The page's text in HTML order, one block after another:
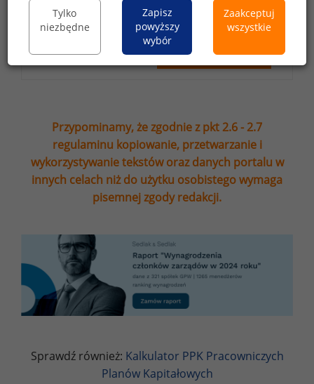
że zapoznałem się z treścią
informacji na
temat przetwarzania.
Zapisz
Przypominamy, że zgodnie z pkt 2.6 - 2.7
regulaminu kopiowanie, przetwarzanie i
wykorzystywanie tekstów oraz danych portalu w
innych celach niż do użytku osobistego wymaga
pisemnej zgody redakcji.
Sprawdź również: Kalkulator PPK Pracowniczych
Planów Kapitałowych
Tylko
niezbędne
Zapisz
powyższy
wybór
Zaakceptuj
wszystkie